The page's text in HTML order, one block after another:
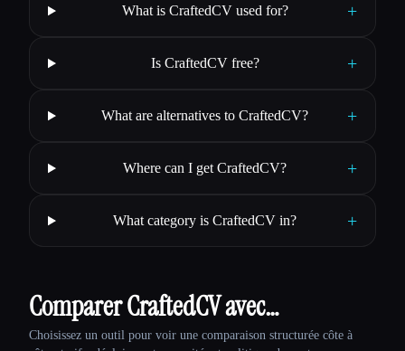
What is CraftedCV used for? +
Is CraftedCV free? +
What are alternatives to CraftedCV? +
Where can I get CraftedCV? +
What category is CraftedCV in? +
Comparer CraftedCV avec…
Choisissez un outil pour voir une comparaison structurée côte à